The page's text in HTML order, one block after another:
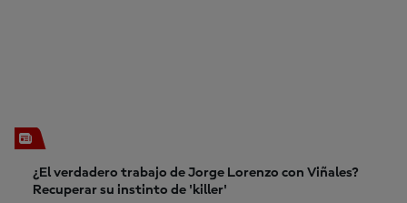
¿El verdadero trabajo de Jorge Lorenzo con Viñales?
Recuperar su instinto de 'killer'